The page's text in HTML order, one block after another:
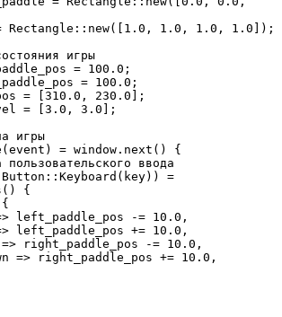
Rectangle::new([1.0, 1.0, 1.0, 1.0]);
игры
= 100.0;
= 100.0;
= [310.0, 230.0];
= [3.0, 3.0];
игры
= window.next() {
пользовательского ввода
{
=> left_paddle_pos -= 10.0,
=> left_paddle_pos += 10.0,
=> right_paddle_pos -= 10.0,
=> right_paddle_pos += 10.0,